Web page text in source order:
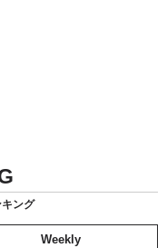
キング
Weekly